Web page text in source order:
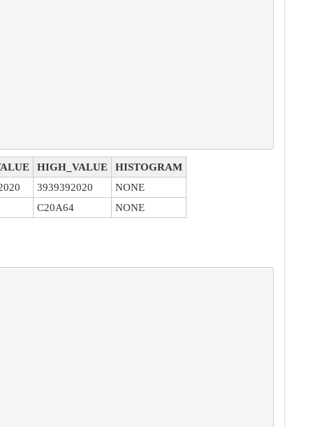
HIGH_VALUE
HISTOGRAM
3939392020
NONE
C20A64
NONE